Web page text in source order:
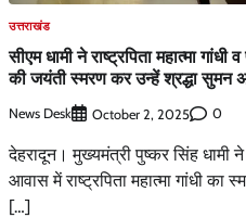
उत्तराखंड
सीएम धामी ने राष्ट्रपिता महात्मा गांधी
की जयंती स्मरण कर उन्हें श्रद्धा सुमन
News Desk October 2, 2025 0
देहरादून। मुख्यमंत्री पुष्कर सिंह धामी
आवास में राष्ट्रपिता महात्मा गांधी का
[…]